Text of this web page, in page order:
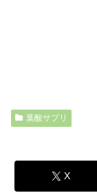
葉酸サプリ
X